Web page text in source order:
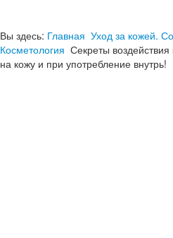
Вы здесь: Главная Уход за кожей.
Косметология Секреты
на кожу и при употребление внутрь!